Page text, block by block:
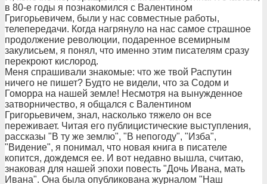
в 80-е годы я познакомился с Валентином
Григорьевичем, были у нас совместные работы,
телепередачи. Когда нагрянуло на нас самое страшное
продолжение революции, подаренное всемирным
закулисьем, я понял, что именно этим писателям сразу
перекроют кислород.
Меня спрашивали знакомые: что же твой Распутин
ничего не пишет? Будто не видели, что за Содом и
Гоморра на нашей земле! Несмотря на вынужденное
затворничество, я общался с Валентином
Григорьевичем, знал, насколько тяжело он все
переживает. Читая его публицистические выступления,
рассказы "В ту же землю", "В непогоду", "Изба",
"Видение", я понимал, что новая книга в писателе
копится, дождемся ее. И вот недавно вышла, считаю,
знаковая для нашей эпохи повесть "Дочь Ивана, мать
Ивана". Она была опубликована журналом "Наш